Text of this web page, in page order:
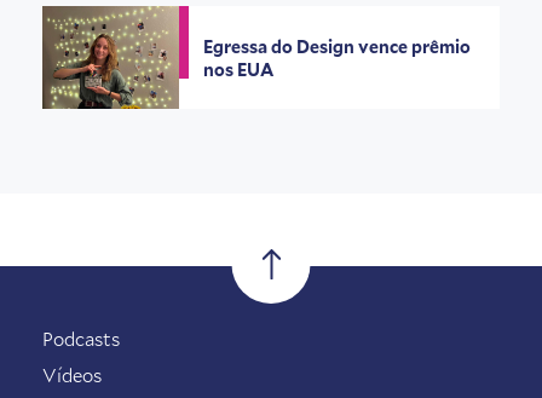
Egressa do Design vence prêmio
nos EUA
Podcasts
Vídeos